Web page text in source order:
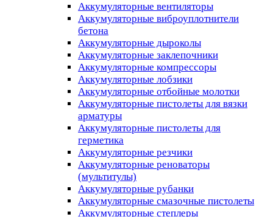
Аккумуляторные вентиляторы
Аккумуляторные виброуплотнители
бетона
Аккумуляторные дыроколы
Аккумуляторные заклепочники
Аккумуляторные компрессоры
Аккумуляторные лобзики
Аккумуляторные отбойные молотки
Аккумуляторные пистолеты для вязки
арматуры
Аккумуляторные пистолеты для
герметика
Аккумуляторные резчики
Аккумуляторные реноваторы
(мультитулы)
Аккумуляторные рубанки
Аккумуляторные смазочные пистолеты
Аккумуляторные степлеры